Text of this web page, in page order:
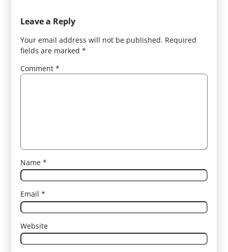
Leave a Reply
Your email address will not be published. Required
fields are marked*
Comment*
Name*
Email*
Website